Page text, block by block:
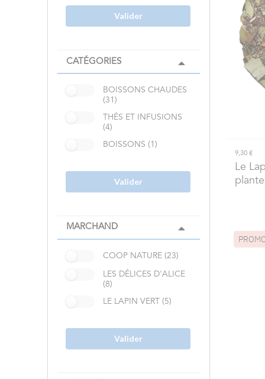
Valider
CATÉGORIES
BOISSONS CHAUDES
(31)
THÉS ET INFUSIONS
(4)
BOISSONS (1)
Valider
MARCHAND
COOP NATURE (23)
LES DÉLICES D'ALICE
(8)
LE LAPIN VERT (5)
Valider
9,30 €
Le